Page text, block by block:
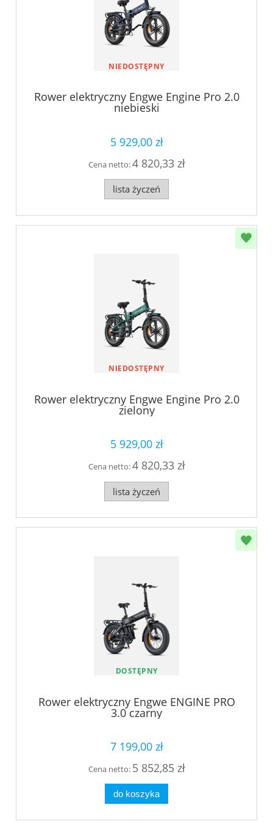
NIEDOSTĘPNY
Rower elektryczny Engwe Engine Pro 2.0
niebieski
5 929,00 zł
Cena netto:4 820,33 zł
lista życzeń
NIEDOSTĘPNY
Rower elektryczny Engwe Engine Pro 2.0
zielony
5 929,00 zł
Cena netto:4 820,33 zł
lista życzeń
DOSTĘPNY
Rower elektryczny Engwe ENGINE PRO
3.0 czarny
7 199,00 zł
Cena netto: 5 852,85 zł
do koszyka